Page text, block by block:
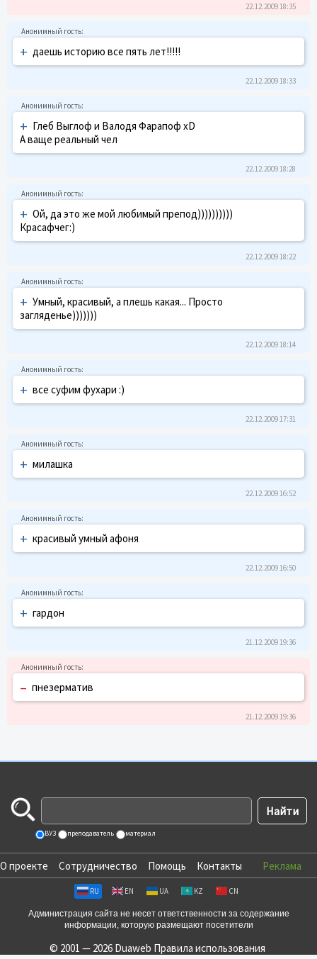
22.12.2009 18:35
+ даешь историю все пять лет!!!!!
22.12.2009 18:33
+ Глеб Выглоф и Валодя Фарапоф хD
А ваще реальный чел
22.12.2009 18:28
+ Ой, да это же мой любимый препод))))))))))
Красафчег:)
22.12.2009 18:22
+ Умный, красивый, а плешь какая... Просто
загляденье)))))))
22.12.2009 18:14
+ все суфим фухари :)
22.12.2009 17:31
+ милашка
22.12.2009 16:52
+ красивый умный афоня
22.12.2009 16:50
+ гардон
21.12.2009 19:36
– пнезерматив
21.12.2009 19:36
ВУЗ преподаватель материал
О проекте Сотрудничество Помощь Контакты Реклама
RU EN UA KZ CN
Администрация сайта не несет ответственности за содержание
информации, которую размещают посетители
© 2001 — 2026 Duaweb Правила использования